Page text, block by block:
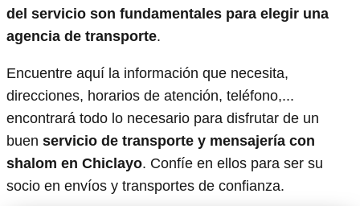
del servicio son fundamentales para elegir una
agencia de transporte.
Encuentre aquí la información que necesita,
direcciones, horarios de atención, teléfono,...
encontrará todo lo necesario para disfrutar de un
buen servicio de transporte y mensajería con
shalom en Chiclayo. Confíe en ellos para ser su
socio en envíos y transportes de confianza.